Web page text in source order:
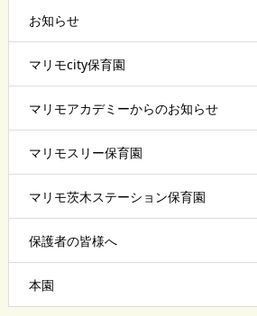
お知らせ
マリモcity保育園
マリモアカデミーからのお知らせ
マリモスリー保育園
マリモ茨木ステーション保育園
保護者の皆様へ
本園